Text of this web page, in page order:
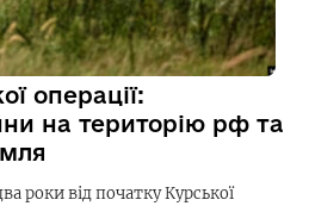
операції:
на територію рф та
роки від початку Курської